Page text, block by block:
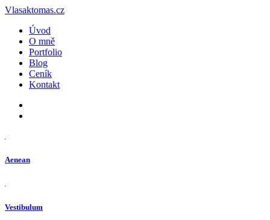
Vlasaktomas.cz
Úvod
O mně
Portfolio
Blog
Ceník
Kontakt
Aenean
Vestibulum